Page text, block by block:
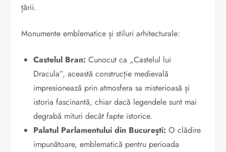
țării.
Monumente emblematice și stiluri arhitecturale:
Castelul Bran: Cunocut ca „Castelul lui
Dracula”, această construcție medievală
impresionează prin atmosfera sa misterioasă și
istoria fascinantă, chiar dacă legendele sunt mai
degrabă mituri decât fapte istorice.
Palatul Parlamentului din București: O clădire
impunătoare, emblematică pentru perioada